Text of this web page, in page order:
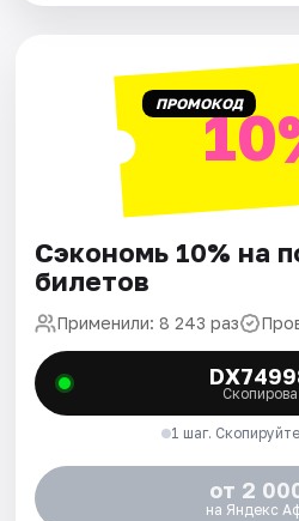
ПРОМОКОД
Сэкономь 10% на
билетов
Применили: 8 243 раз
1 шаг.
от 2
на Яндекс